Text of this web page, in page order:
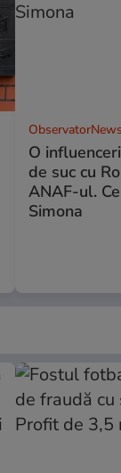
O
de suc cu
ANAF-ul.
Simona